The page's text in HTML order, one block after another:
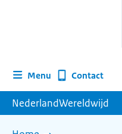
Menu Contact
NederlandWereldwijd